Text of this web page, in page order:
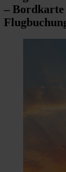
– Bordkarte